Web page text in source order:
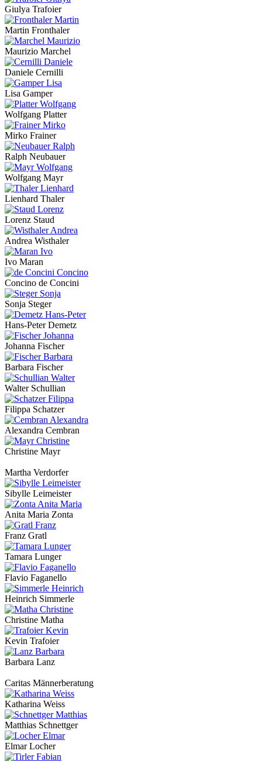
Giulya Trafoier
Martin Fronthaler
Maurizio Marchel
Daniele Cernilli
Lisa Gamper
Wolfgang Platter
Mirko Frainer
Ralph Neubauer
Wolfgang Mayr
Lienhard Thaler
Lorenz Staud
Andrea Wisthaler
Ivo Maran
Concino de Concini
Sonja Steger
Hans-Peter Demetz
Johanna Fischer
Barbara Fischer
Walter Schullian
Filippa Schatzer
Alexandra Cembran
Christine Mayr
Martha Verdorfer
Sibylle Leimeister
Anita Maria Zonta
Franz Gratl
Tamara Lunger
Flavio Faganello
Heinrich Simmerle
Christine Matha
Kevin Trafoier
Barbara Lanz
Caritas Männerberatung
Katharina Weiss
Matthias Schnettger
Elmar Locher